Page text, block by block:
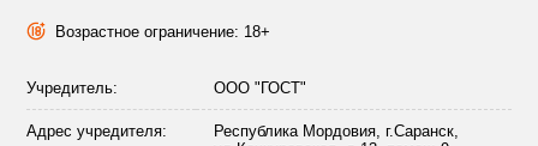
Возрастное ограничение: 18+
Учредитель: ООО "ГОСТ"
Адрес учредителя:
Республика Мордовия, г.Саранск,